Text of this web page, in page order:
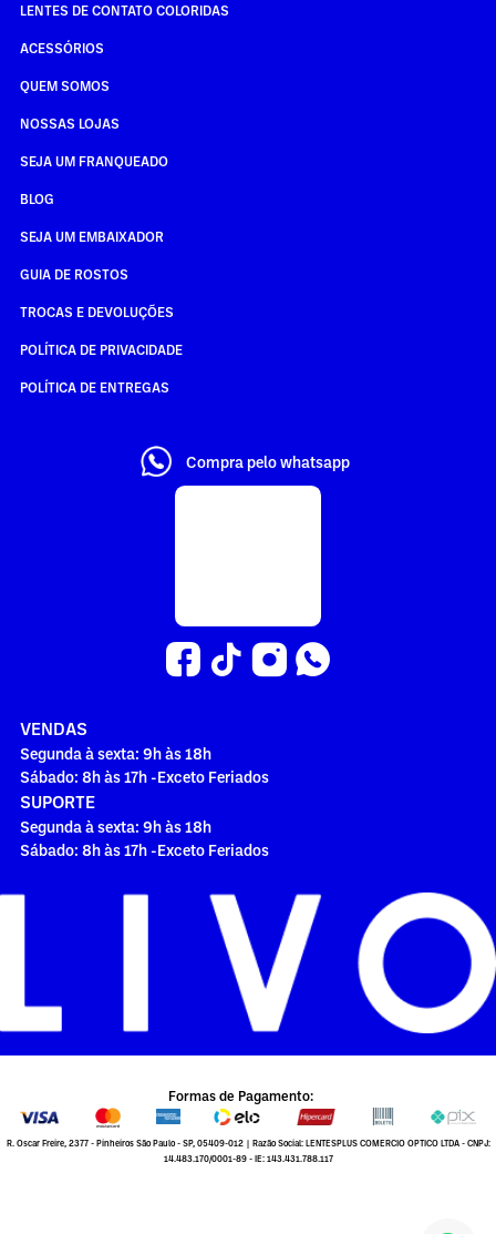
LENTES DE CONTATO COLORIDAS
ACESSÓRIOS
QUEM SOMOS
NOSSAS LOJAS
SEJA UM FRANQUEADO
BLOG
SEJA UM EMBAIXADOR
GUIA DE ROSTOS
TROCAS E DEVOLUÇÕES
POLÍTICA DE PRIVACIDADE
POLÍTICA DE ENTREGAS
Compra pelo whatsapp
VENDAS
Segunda à sexta: 9h às 18h
Sábado: 8h às 17h -Exceto Feriados
SUPORTE
Segunda à sexta: 9h às 18h
Sábado: 8h às 17h -Exceto Feriados
Formas de Pagamento:
R. Oscar Freire, 2377 - Pinheiros São Paulo - SP, 05409-012 | Razão Social: LENTESPLUS COMERCIO OPTICO LTDA - CNPJ:
14.483.170/0001-89 - IE: 143.431.788.117